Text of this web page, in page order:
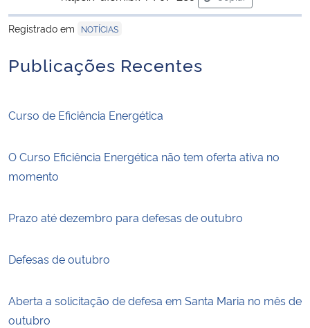
para área de
Registrado em
NOTÍCIAS
Publicações Recentes
Curso de Eficiência Energética
O Curso Eficiência Energética não tem oferta ativa no
momento
Prazo até dezembro para defesas de outubro
Defesas de outubro
Aberta a solicitação de defesa em Santa Maria no mês de
outubro